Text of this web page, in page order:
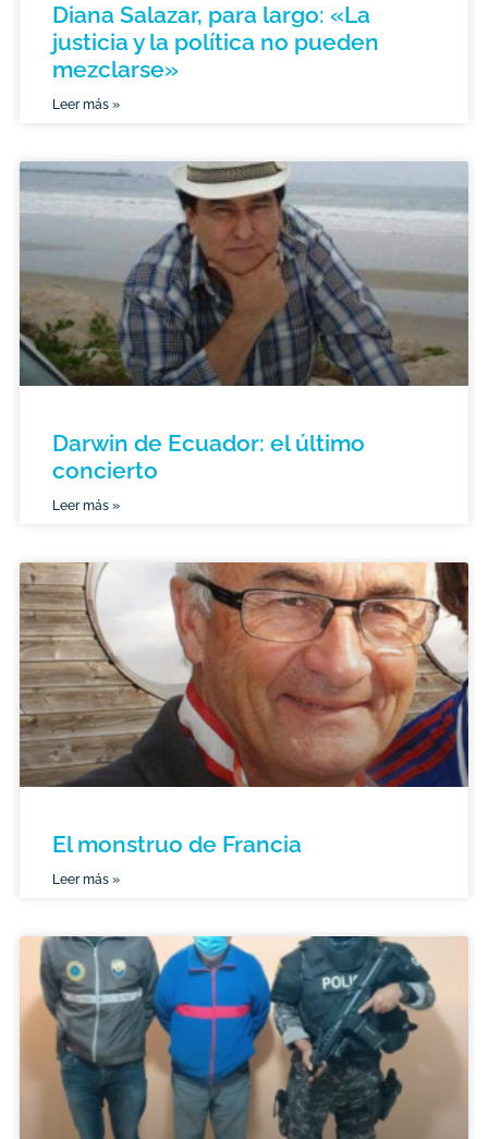
Diana Salazar, para largo: «La
justicia y la política no pueden
mezclarse»
Leer más »
Darwin de Ecuador: el último
concierto
Leer más »
El monstruo de Francia
Leer más »